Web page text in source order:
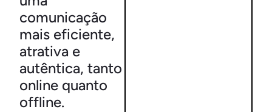
comunicação
mais eficiente,
atrativa e
autêntica, tanto
online quanto
offline.